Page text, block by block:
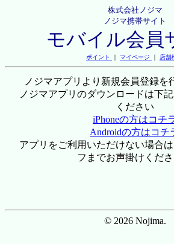
株式会社ノジマ
ノジマ携帯サイト
モバイル会員
ポイント ｜ マイページ ｜ 店舗
ノジマアプリより新規会員登録を
ノジマアプリのダウンロードは下
ください
iPhoneの方はコチ
Androidの方はコチ
アプリをご利用いただけない場合
フまでお声掛けくださ
© 2026 Nojima.